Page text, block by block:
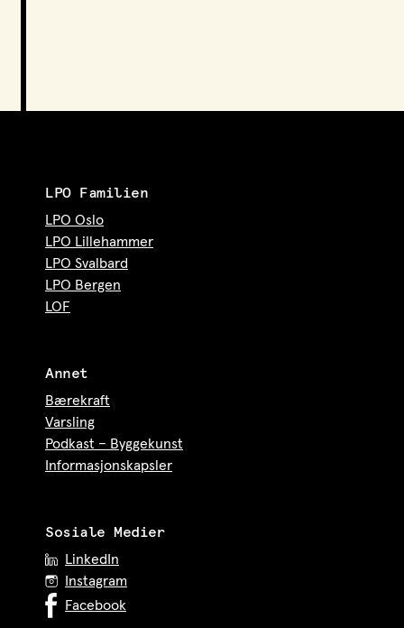
LPO Familien
LPO Oslo
LPO Lillehammer
LPO Svalbard
LPO Bergen
LOF
Annet
Bærekraft
Varsling
Podkast – Byggekunst
Informasjonskapsler
Sosiale Medier
LinkedIn
Instagram
Facebook